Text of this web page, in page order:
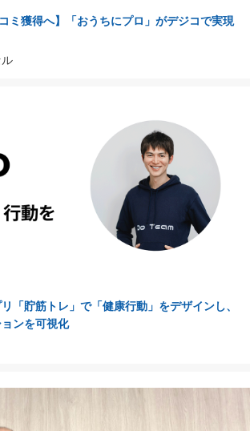
ミ獲得へ】「おうちにプロ」がデジコで実現
「貯筋トレ」で「健康行動」をデザインし、
ンを可視化